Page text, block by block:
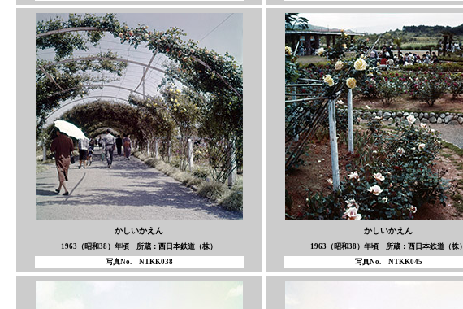
かしいかえん
1963（昭和38）年頃 所蔵：西日本鉄道（株）
写真No. NTKK038
かしいかえん
1963（昭和38）年頃 所蔵：西日本鉄道（株）
写真No. NTKK045